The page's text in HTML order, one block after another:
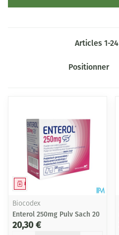
Articles 1-24
Trier par:
Médicament
Biocodex
Enterol 250mg Pulv Sach 20
20,30 €